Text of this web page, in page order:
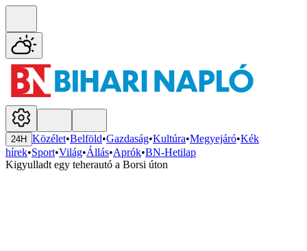
24H Közélet•Belföld•Gazdaság•Kultúra•Megyejáró•Kék
hírek•Sport•Világ•Állás•Aprók•BN-Hetilap
Kigyulladt egy teherautó a Borsi úton